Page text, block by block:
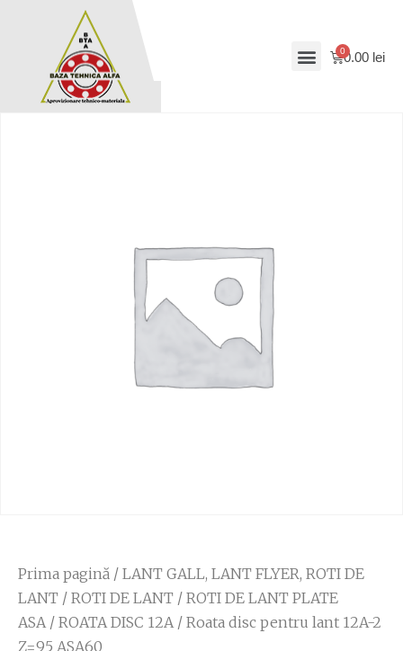
0.00 lei
Prima pagină / LANT GALL, LANT FLYER, ROTI DE
LANT / ROTI DE LANT / ROTI DE LANT PLATE
ASA/ ROATA DISC 12A/ Roata disc pentru lant 12A-2
Z=95 ASA60